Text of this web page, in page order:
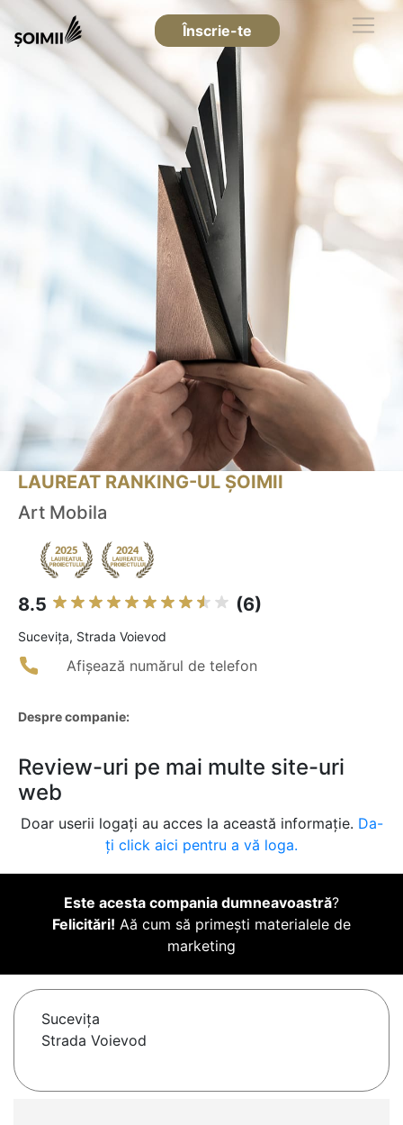
Înscrie-te
LAUREAT RANKING-UL ȘOIMII
Art Mobila
8.5 (6)
Suceviţa, Strada Voievod
Afișează numărul de telefon
Despre companie:
Review-uri pe mai multe site-uri
web
Doar userii logați au acces la această informație. Da-
ți click aici pentru a vă loga.
Este acesta compania dumneavoastră?
Felicitări! Aă cum să primești materialele de
marketing
Suceviţa
Strada Voievod